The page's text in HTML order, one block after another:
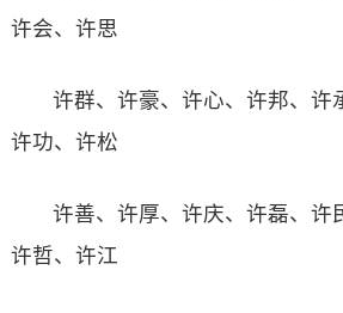
许会、许思
许群、许豪、许心、许邦、许
许功、许松
许善、许厚、许庆、许磊、许
许哲、许江